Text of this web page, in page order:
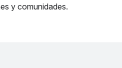
y comunidades.